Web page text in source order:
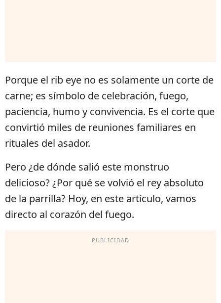
Porque el rib eye no es solamente un corte de
carne; es símbolo de celebración, fuego,
paciencia, humo y convivencia. Es el corte que
convirtió miles de reuniones familiares en
rituales del asador.
Pero ¿de dónde salió este monstruo
delicioso? ¿Por qué se volvió el rey absoluto
de la parrilla? Hoy, en este artículo, vamos
directo al corazón del fuego.
PUBLICIDAD